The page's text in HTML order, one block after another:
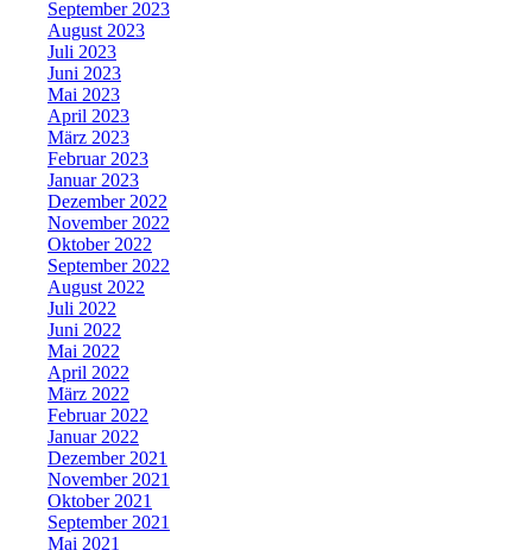
September 2023
August 2023
Juli 2023
Juni 2023
Mai 2023
April 2023
März 2023
Februar 2023
Januar 2023
Dezember 2022
November 2022
Oktober 2022
September 2022
August 2022
Juli 2022
Juni 2022
Mai 2022
April 2022
März 2022
Februar 2022
Januar 2022
Dezember 2021
November 2021
Oktober 2021
September 2021
Mai 2021